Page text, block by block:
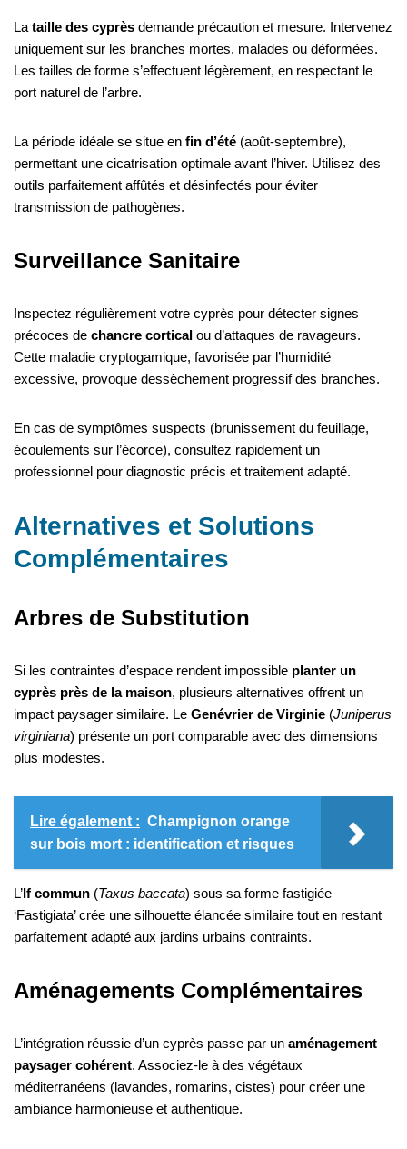
La taille des cyprès demande précaution et mesure. Intervenez
uniquement sur les branches mortes, malades ou déformées.
Les tailles de forme s’effectuent légèrement, en respectant le
port naturel de l’arbre.
La période idéale se situe en fin d’été (août-septembre),
permettant une cicatrisation optimale avant l’hiver. Utilisez des
outils parfaitement affûtés et désinfectés pour éviter
transmission de pathogènes.
Surveillance Sanitaire
Inspectez régulièrement votre cyprès pour détecter signes
précoces de chancre cortical ou d’attaques de ravageurs.
Cette maladie cryptogamique, favorisée par l’humidité
excessive, provoque dessèchement progressif des branches.
En cas de symptômes suspects (brunissement du feuillage,
écoulements sur l’écorce), consultez rapidement un
professionnel pour diagnostic précis et traitement adapté.
Alternatives et Solutions
Complémentaires
Arbres de Substitution
Si les contraintes d’espace rendent impossible planter un
cyprès près de la maison, plusieurs alternatives offrent un
impact paysager similaire. Le Genévrier de Virginie (Juniperus
virginiana) présente un port comparable avec des dimensions
plus modestes.
Lire également : Champignon orange
sur bois mort : identification et risques
L’If commun (Taxus baccata) sous sa forme fastigiée
‘Fastigiata’ crée une silhouette élancée similaire tout en restant
parfaitement adapté aux jardins urbains contraints.
Aménagements Complémentaires
L’intégration réussie d’un cyprès passe par un aménagement
paysager cohérent. Associez-le à des végétaux
méditerranéens (lavandes, romarins, cistes) pour créer une
ambiance harmonieuse et authentique.